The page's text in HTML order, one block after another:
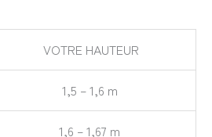
VOTRE HAUTEUR
1,5 – 1,6 m
1,6 – 1,67 m